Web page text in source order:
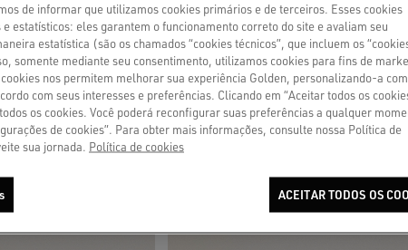
de informar que utilizamos cookies primários e de terceiros. Esses cookies
estatísticos: eles garantem o funcionamento correto do site e avaliam seu
estatística (são os chamados “cookies técnicos”, que incluem os
somente mediante seu consentimento, utilizamos cookies para fins de
nos permitem melhorar sua experiência Golden, personalizando-a
com seus interesses e preferências. Clicando em “Aceitar todos os
os cookies. Você poderá reconfigurar suas preferências a qualquer
de cookies”. Para obter mais informações, consulte nossa Política de
sua jornada. Política de cookies
ACEITAR TODOS OS